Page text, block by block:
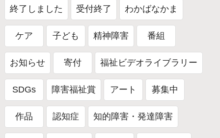
終了しました 受付終了 わかばなかま
ケア 子ども 精神障害 番組
お知らせ 寄付 福祉ビデオライブラリー
SDGs 障害福祉賞 アート 募集中
作品 認知症 知的障害・発達障害